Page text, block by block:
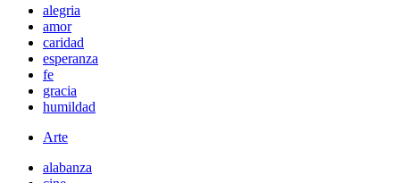
alegria
amor
caridad
esperanza
fe
gracia
humildad
Arte
alabanza